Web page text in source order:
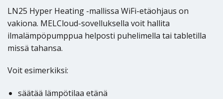
LN25 Hyper Heating -mallissa WiFi-etäohjaus on
vakiona. MELCloud-sovelluksella voit hallita
ilmalämpöpumppua helposti puhelimella tai tabletilla
missä tahansa.
Voit esimerkiksi:
säätää lämpötilaa etänä